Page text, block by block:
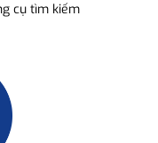
cụ tìm kiếm